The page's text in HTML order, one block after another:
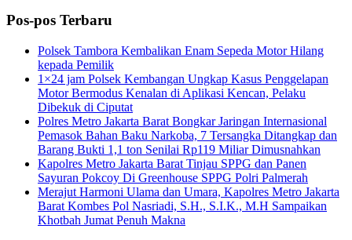
Pos-pos Terbaru
Polsek Tambora Kembalikan Enam Sepeda Motor Hilang
kepada Pemilik
1×24 jam Polsek Kembangan Ungkap Kasus Penggelapan
Motor Bermodus Kenalan di Aplikasi Kencan, Pelaku
Dibekuk di Ciputat
Polres Metro Jakarta Barat Bongkar Jaringan Internasional
Pemasok Bahan Baku Narkoba, 7 Tersangka Ditangkap dan
Barang Bukti 1,1 ton Senilai Rp119 Miliar Dimusnahkan
Kapolres Metro Jakarta Barat Tinjau SPPG dan Panen
Sayuran Pokcoy Di Greenhouse SPPG Polri Palmerah
Merajut Harmoni Ulama dan Umara, Kapolres Metro Jakarta
Barat Kombes Pol Nasriadi, S.H., S.I.K., M.H Sampaikan
Khotbah Jumat Penuh Makna